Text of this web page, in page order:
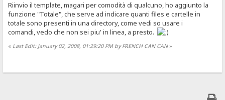
Riinvio il template, magari per comodità di qualcuno, ho aggiunto la
funzione "Totale", che serve ad indicare quanti files e cartelle in
totale sono presenti in una directory, come vedi so usare i
comandi, vedo che non sei piu' in linea, a presto.
« Last Edit: January 02, 2008, 01:29:20 PM by FRENCH CAN CAN»